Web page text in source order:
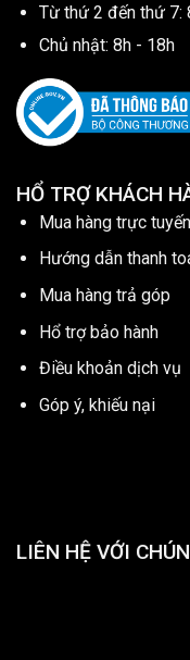
Từ thứ 2 đến thứ 7:
Chủ nhật: 8h - 18h
HỔ TRỢ KHÁCH
Mua hàng trực tuyến
Hướng dẫn thanh
Mua hàng trả góp
Hổ trợ bảo hành
Điều khoản dịch vụ
Góp ý, khiếu nại
LIÊN HỆ VỚI